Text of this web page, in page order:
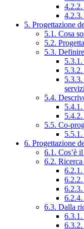
4.2.3.
5. Progettazione
5.1. Cosa
5.2.
5.3.
5.4.
5.4.1.
5.5. Co-
6. Progettazione
6.1. Cos’è
6.2.
6.2.3.
6.3. Dalla
6.3.1.
6.3.2.